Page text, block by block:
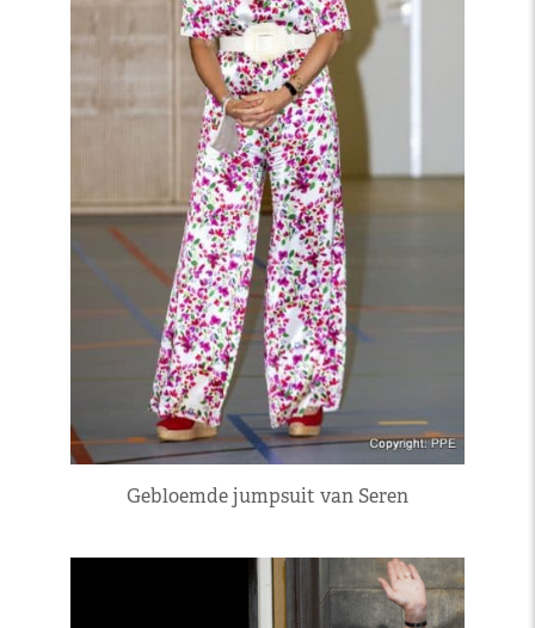
Gebloemde jumpsuit van Seren